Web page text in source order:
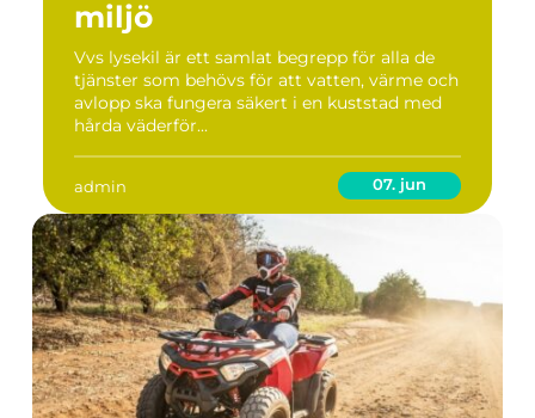
miljö
Vvs lysekil är ett samlat begrepp för alla de
tjänster som behövs för att vatten, värme och
avlopp ska fungera säkert i en kuststad med
hårda väderför...
admin 07. jun